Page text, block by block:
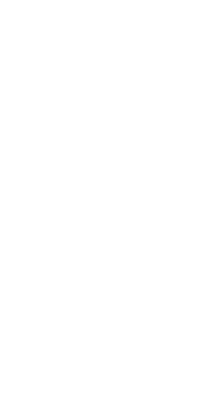
con lo
delibera un
che e'
deliberazione.
(Disposizioni
delle Regioni
terzo comma,
subordine,
11, comma 1,
Costituzione,
dall'art. 2
(Modifiche al
Costituzione).
Costituzionale